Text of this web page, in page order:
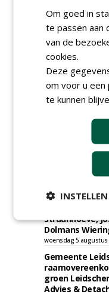
TENDERS
Gemeente
onderhoud
Boomrooierij
donderdag 6
gunt SOK 2.0
woensdag 5 augustus
Irado gunt
verzwaarde
gunt AI 2024-
Struunhoeve,
Dolmans
woensdag 5 augustus
Gemeente
groen
Advies &
Om goed in
te passen aan
van de
cookies.
Deze
om voor u
te kunnen
INSTELLEN